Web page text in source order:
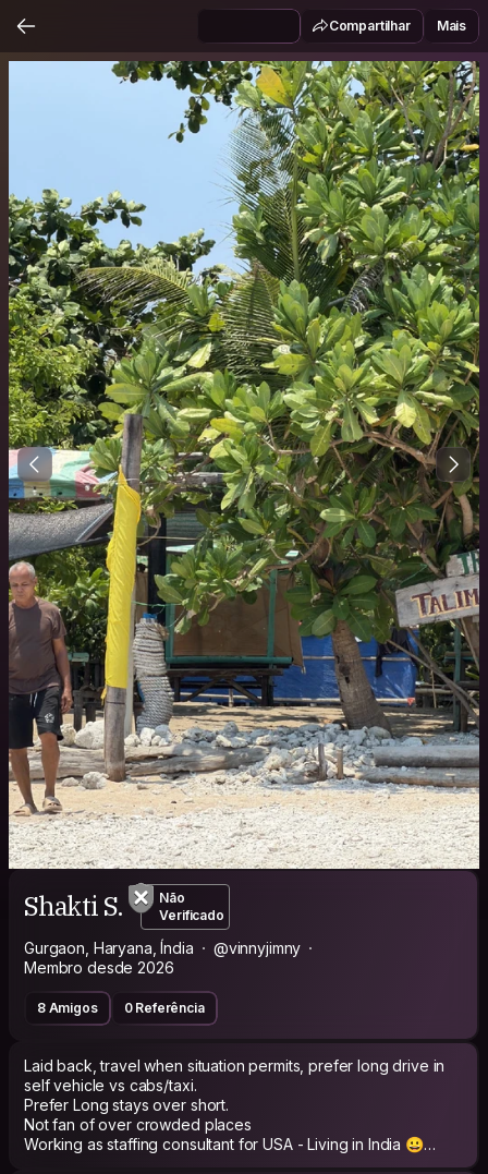
Compartilhar Mais
Shakti S.
Não
Verificado
Gurgaon, Haryana, Índia
@vinnyjimny
Membro desde 2026
8 Amigos 0 Referência
Laid back, travel when situation permits, prefer long drive in
self vehicle vs cabs/taxi.
Prefer Long stays over short.
Not fan of over crowded places
Working as staffing consultant for USA - Living in India 😀
Love to meet with people from Similar industry or business.